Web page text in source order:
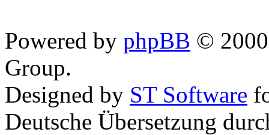
Powered by phpBB ©
Group.
Designed by ST Software
Deutsche Übersetzung